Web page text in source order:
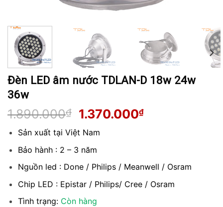
Đèn LED âm nước TDLAN-D 18w 24w
36w
1.890.000₫
Giá
là:
1.890.000₫.
1.370.000₫Giá
1.370.000₫.
Sản xuất tại Việt Nam
Bảo hành : 2 – 3 năm
Nguồn led : Done / Philips / Meanwell / Osram
Chip LED : Epistar / Philips/ Cree / Osram
Tình trạng: Còn hàng